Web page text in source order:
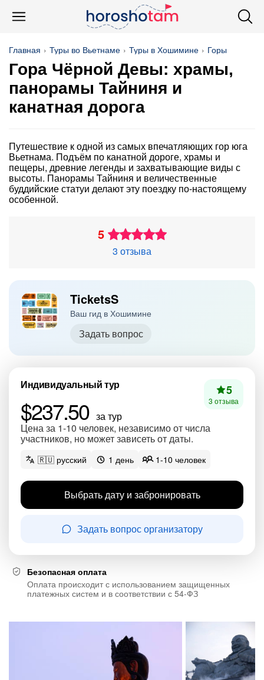
Главная Туры во Вьетнаме Туры в Хошимине Горы
Гора Чёрной Девы: храмы,
панорамы Тайниня и
канатная дорога
Путешествие к одной из самых впечатляющих гор юга
Вьетнама. Подъём по канатной дороге, храмы и
пещеры, древние легенды и захватывающие виды с
высоты. Панорамы Тайниня и величественные
буддийские статуи делают эту поездку по-настоящему
особенной.
5
3 отзыва
TicketsS
Ваш гид в Хошимине
Задать вопрос
Индивидуальный тур
$237.50 за тур
Цена за 1-10 человек, независимо от числа
участников, но может зависеть от даты.
5
3 отзыва
🇷🇺 русский 1 день 1-10 человек
Выбрать дату и забронировать
Задать вопрос организатору
Безопасная оплата
Оплата происходит с использованием защищенных
платежных систем и в соответствии с 54-ФЗ